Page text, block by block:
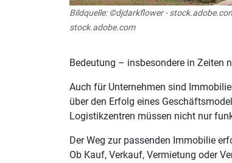
Bildquelle: ©djdarkflower -
stock.adobe.com
Bedeutung – insbesondere in Zeiten
Auch für Unternehmen sind
über den Erfolg eines
Logistikzentren müssen nicht nur
Der Weg zur passenden Immobilie
Ob Kauf, Verkauf, Vermietung oder